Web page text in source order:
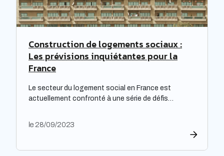
Construction de logements sociaux :
Les prévisions inquiétantes pour la
France
Le secteur du logement social en France est
actuellement confronté à une série de défis
répondre à leurs obligations de rénovation, mais
étude prospective réalisée par la Banque des
le 28/09/2023